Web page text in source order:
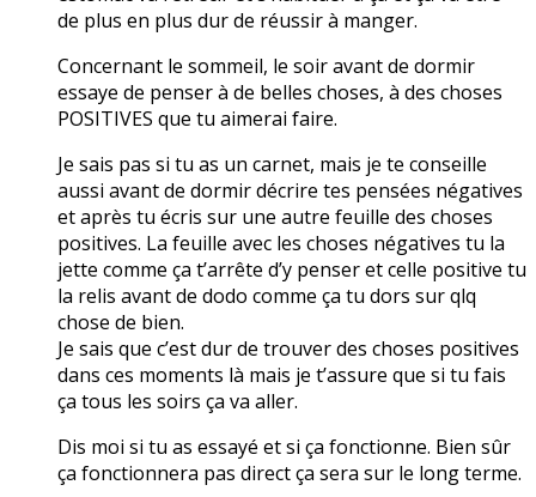
de plus en plus dur de réussir à manger.
Concernant le sommeil, le soir avant de dormir
essaye de penser à de belles choses, à des choses
POSITIVES que tu aimerai faire.
Je sais pas si tu as un carnet, mais je te conseille
aussi avant de dormir décrire tes pensées négatives
et après tu écris sur une autre feuille des choses
positives. La feuille avec les choses négatives tu la
jette comme ça t’arrête d’y penser et celle positive tu
la relis avant de dodo comme ça tu dors sur qlq
chose de bien.
Je sais que c’est dur de trouver des choses positives
dans ces moments là mais je t’assure que si tu fais
ça tous les soirs ça va aller.
Dis moi si tu as essayé et si ça fonctionne. Bien sûr
ça fonctionnera pas direct ça sera sur le long terme.